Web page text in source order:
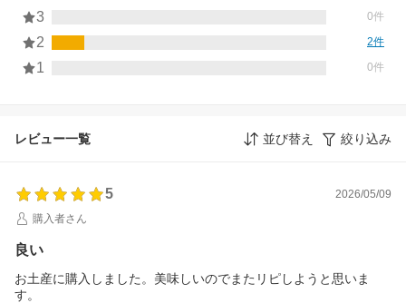
3 0件
2 2件
1 0件
レビュー一覧 並び替え 絞り込み
5
2026/05/09
購入者さん
良い
お土産に購入しました。美味しいのでまたリピしようと思いま
す。